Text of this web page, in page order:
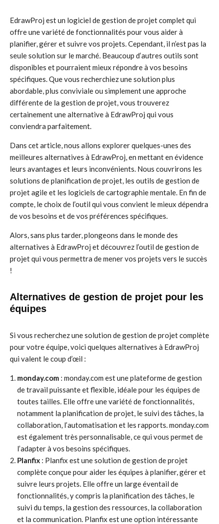
EdrawProj est un logiciel de gestion de projet complet qui
offre une variété de fonctionnalités pour vous aider à
planifier, gérer et suivre vos projets. Cependant, il n’est pas la
seule solution sur le marché. Beaucoup d’autres outils sont
disponibles et pourraient mieux répondre à vos besoins
spécifiques. Que vous recherchiez une solution plus
abordable, plus conviviale ou simplement une approche
différente de la gestion de projet, vous trouverez
certainement une alternative à EdrawProj qui vous
conviendra parfaitement.
Dans cet article, nous allons explorer quelques-unes des
meilleures alternatives à EdrawProj, en mettant en évidence
leurs avantages et leurs inconvénients. Nous couvrirons les
solutions de planification de projet, les outils de gestion de
projet agile et les logiciels de cartographie mentale. En fin de
compte, le choix de l’outil qui vous convient le mieux dépendra
de vos besoins et de vos préférences spécifiques.
Alors, sans plus tarder, plongeons dans le monde des
alternatives à EdrawProj et découvrez l’outil de gestion de
projet qui vous permettra de mener vos projets vers le succès
!
Alternatives de gestion de projet pour les
équipes
Si vous recherchez une solution de gestion de projet complète
pour votre équipe, voici quelques alternatives à EdrawProj
qui valent le coup d’œil :
monday.com : monday.com est une plateforme de gestion
de travail puissante et flexible, idéale pour les équipes de
toutes tailles. Elle offre une variété de fonctionnalités,
notamment la planification de projet, le suivi des tâches, la
collaboration, l’automatisation et les rapports. monday.com
est également très personnalisable, ce qui vous permet de
l’adapter à vos besoins spécifiques.
Planfix : Planfix est une solution de gestion de projet
complète conçue pour aider les équipes à planifier, gérer et
suivre leurs projets. Elle offre un large éventail de
fonctionnalités, y compris la planification des tâches, le
suivi du temps, la gestion des ressources, la collaboration
et la communication. Planfix est une option intéressante